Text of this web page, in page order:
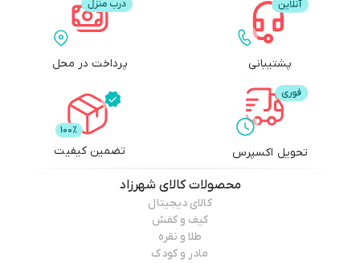
پشتیبانی پرداخت در محل
تحویل اکسپرس تضمین کیفیت
محصولاتکالای شهرزاد
کالای دیجیتال
کیف و کفش
طلا و نقره
مادر و کودک